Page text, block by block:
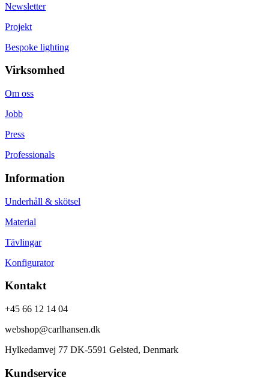
Newsletter
Projekt
Bespoke lighting
Virksomhed
Om oss
Jobb
Press
Professionals
Information
Underhåll & skötsel
Material
Tävlingar
Konfigurator
Kontakt
+45 66 12 14 04
webshop@carlhansen.dk
Hylkedamvej 77 DK-5591 Gelsted, Denmark
Kundservice